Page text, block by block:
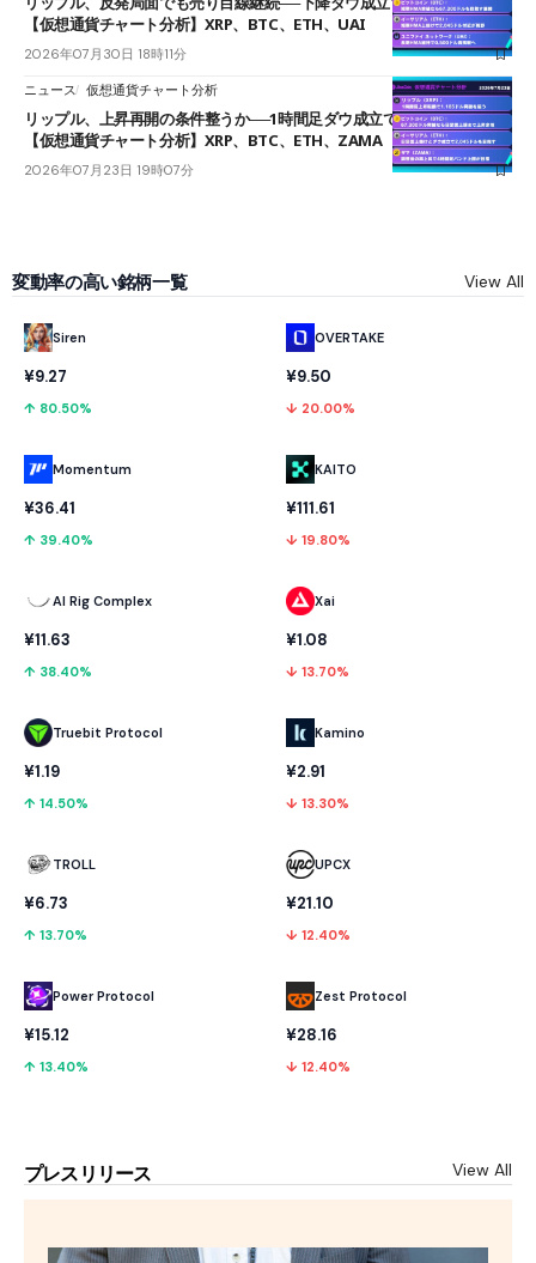
【仮想通貨チャート分析】XRP、BTC、ETH、UAI
2026年07月30日 18時11分
ニュース 仮想通貨チャート分析
リップル、上昇再開の条件整うか──1時間足ダウ成立で1.185ドルを狙う
【仮想通貨チャート分析】XRP、BTC、ETH、ZAMA
2026年07月23日 19時07分
変動率の高い銘柄一覧 View All
Siren
¥9.27
↑ 80.50%
Momentum
¥36.41
↑ 39.40%
AI Rig Complex
¥11.63
↑ 38.40%
Truebit Protocol
¥1.19
↑ 14.50%
TROLL
¥6.73
↑ 13.70%
Power Protocol
¥15.12
↑ 13.40%
OVERTAKE
¥9.50
↓ 20.00%
KAITO
¥111.61
↓ 19.80%
Xai
¥1.08
↓ 13.70%
Kamino
¥2.91
↓ 13.30%
UPCX
¥21.10
↓ 12.40%
Zest Protocol
¥28.16
↓ 12.40%
プレスリリース View All